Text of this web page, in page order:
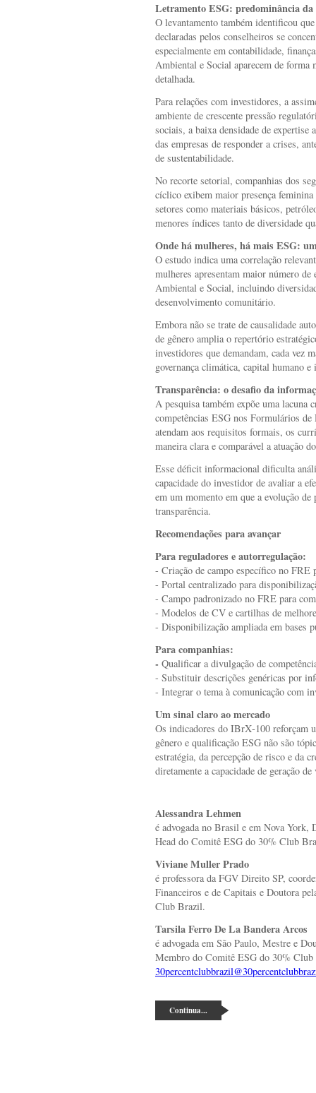
Letramento ESG: predominância da
O levantamento também identificou
declaradas pelos conselheiros se
especialmente em contabilidade,
Ambiental e Social aparecem de forma
detalhada.
Para relações com investidores, a
ambiente de crescente pressão
sociais, a baixa densidade de
das empresas de responder a crises,
de sustentabilidade.
No recorte setorial, companhias dos
cíclico exibem maior presença
setores como materiais básicos,
menores índices tanto de diversidade
Onde há mulheres, há mais ESG:
O estudo indica uma correlação
mulheres apresentam maior número de
Ambiental e Social, incluindo
desenvolvimento comunitário.
Embora não se trate de causalidade
de gênero amplia o repertório
investidores que demandam, cada vez
governança climática, capital humano
Transparência: o desafio da
A pesquisa também expõe uma lacuna
competências ESG nos Formulários
atendam aos requisitos formais, os
maneira clara e comparável a atuação
Esse déficit informacional dificulta
capacidade do investidor de avaliar a
em um momento em que a evolução
transparência.
Recomendações para avançar
Para reguladores e autorregulação:
- Criação de campo específico no FRE
- Portal centralizado para
- Campo padronizado no FRE para
- Modelos de CV e cartilhas de
- Disponibilização ampliada em bases
Para companhias:
- Qualificar a divulgação de
- Substituir descrições genéricas por
- Integrar o tema à comunicação com
Um sinal claro ao mercado
Os indicadores do IBrX‑100 reforçam
gênero e qualificação ESG não são
estratégia, da percepção de risco e da
diretamente a capacidade de geração
Alessandra Lehmen
é advogada no Brasil e em Nova
Head do Comitê ESG do 30% Club
Viviane Muller Prado
é professora da FGV Direito SP,
Financeiros e de Capitais e Doutora
Club Brazil.
Tarsila Ferro De La Bandera Arcos
é advogada em São Paulo, Mestre e
Membro do Comitê ESG do 30%
Continua...